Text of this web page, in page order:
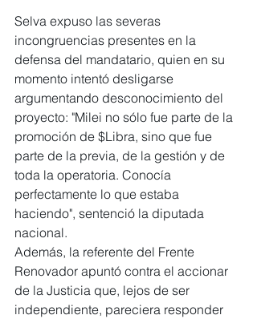
Selva expuso las severas
incongruencias presentes en la
defensa del mandatario, quien en su
momento intentó desligarse
argumentando desconocimiento del
proyecto: "Milei no sólo fue parte de la
promoción de $Libra, sino que fue
parte de la previa, de la gestión y de
toda la operatoria. Conocía
perfectamente lo que estaba
haciendo", sentenció la diputada
nacional.
Además, la referente del Frente
Renovador apuntó contra el accionar
de la Justicia que, lejos de ser
independiente, pareciera responder